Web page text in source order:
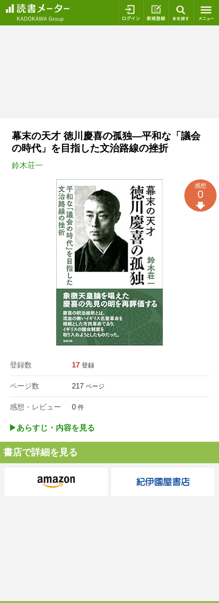
ログイン 新規登録
幕末の天才 徳川慶喜の孤独―平和な「議会
の時代」を目指した文治路線の挫折
鈴木荘一
登録数 17 登録
ページ数 217 ページ
感想・レビュー 0 件
感想
0
▶︎あらすじ・内容を見る
書店で詳細を見る